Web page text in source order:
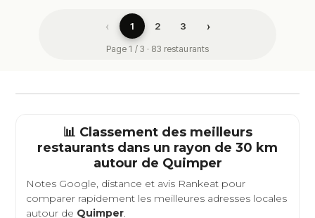
‹ 1 2 3 ›
Page 1 / 3 · 83 restaurants
📊 Classement des meilleurs
restaurants dans un rayon de 30 km
autour de Quimper
Notes Google, distance et avis Rankeat pour
comparer rapidement les meilleures adresses locales
autour de Quimper.